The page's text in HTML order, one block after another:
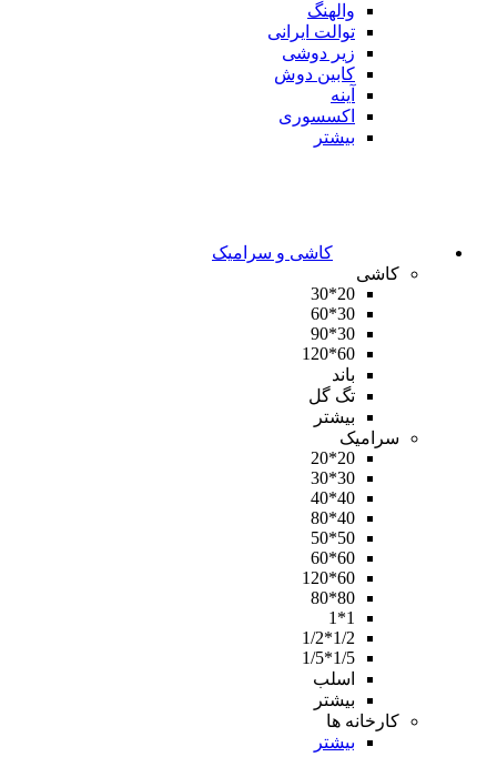
والهنگ
توالت ایرانی
زیر دوشی
کابین دوش
آینه
اکسسوری
بیشتر
کاشی و سرامیک
کاشی
20*30
30*60
30*90
60*120
باند
تگ گل
بیشتر
سرامیک
20*20
30*30
40*40
40*80
50*50
60*60
60*120
80*80
1*1
1/2*1/2
1/5*1/5
اسلب
بیشتر
کارخانه ها
بیشتر